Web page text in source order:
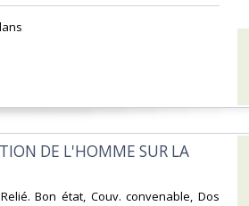
DE L'HOMME SUR LA
Relié. Bon état, Couv. convenable, Dos